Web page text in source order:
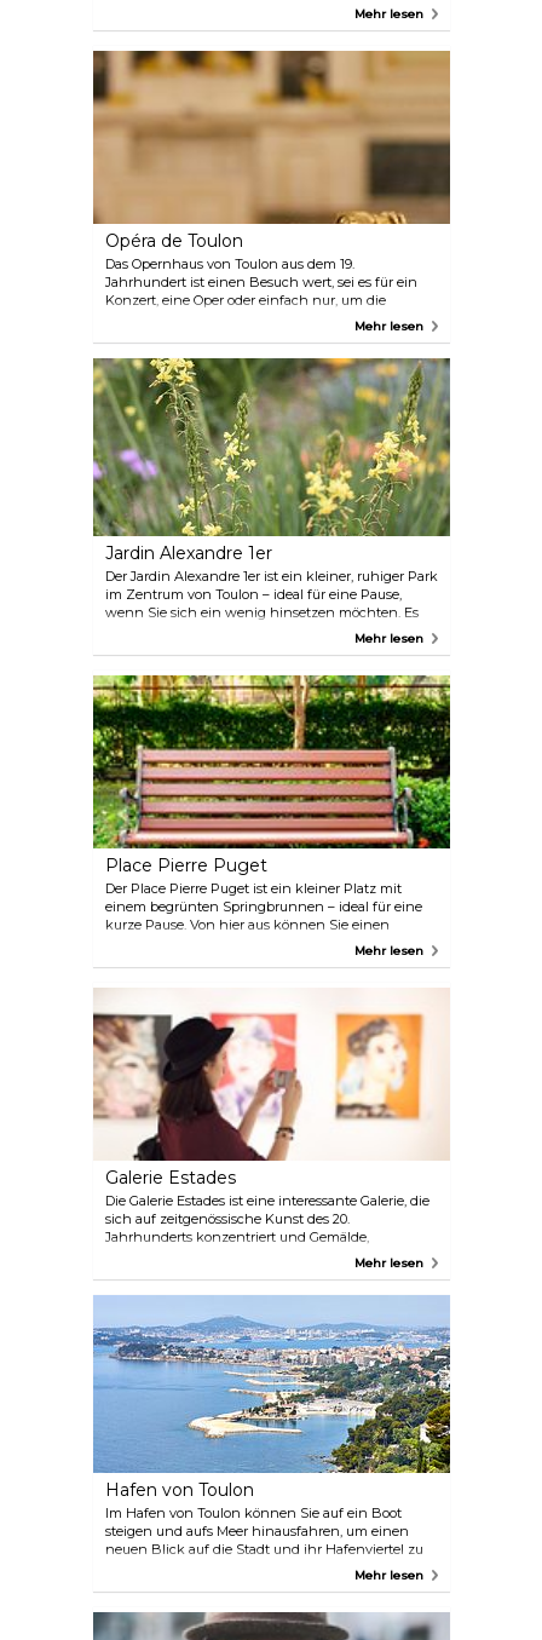
heutzutage geht es hauptsächlich um Rugby.
erleben.
Mehr lesen
Opéra de Toulon
Das Opernhaus von Toulon aus dem 19.
Jahrhundert ist einen Besuch wert, sei es für ein
Konzert, eine Oper oder einfach nur, um die
Architektur zu bewundern. Schauen Sie auf den
sehen Sie etwas Interessantes.
Mehr lesen
Jardin Alexandre 1er
Der Jardin Alexandre 1er ist ein kleiner, ruhiger Park
im Zentrum von Toulon – ideal für eine Pause,
wenn Sie sich ein wenig hinsetzen möchten. Es
gibt etwas Grün, ein paar Springbrunnen und viel
Mehr lesen
Place Pierre Puget
Der Place Pierre Puget ist ein kleiner Platz mit
einem begrünten Springbrunnen – ideal für eine
kurze Pause. Von hier aus können Sie einen
Spaziergang durch die Hauptstraße der Altstadt bis
Mehr lesen
Galerie Estades
Die Galerie Estades ist eine interessante Galerie, die
sich auf zeitgenössische Kunst des 20.
Jahrhunderts konzentriert und Gemälde,
Mehr lesen
Hafen von Toulon
Im Hafen von Toulon können Sie auf ein Boot
steigen und aufs Meer hinausfahren, um einen
neuen Blick auf die Stadt und ihr Hafenviertel zu
werfen. Egal, ob Sie Ihren Besuch auf diese Weise
die eine Mahlzeit beinhaltet.
Mehr lesen